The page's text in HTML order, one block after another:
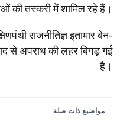
की तस्करी में शामिल रहे हैं।
राजनीतिज्ञ इतामार बेन-
से अपराध की लहर बिगड़ गई
है।
مواضيع ذات صلة